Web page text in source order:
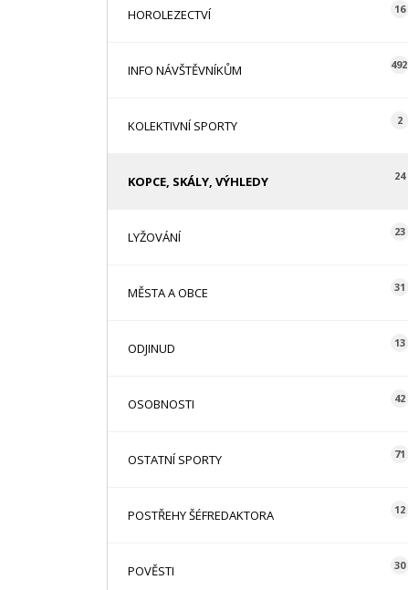
HOROLEZECTVÍ 16
INFO NÁVŠTĚVNÍKŮM 492
KOLEKTIVNÍ SPORTY 2
KOPCE, SKÁLY, VÝHLEDY 24
LYŽOVÁNÍ 23
MĚSTA A OBCE 31
ODJINUD 13
OSOBNOSTI 42
OSTATNÍ SPORTY 71
POSTŘEHY ŠÉFREDAKTORA 12
POVĚSTI 30